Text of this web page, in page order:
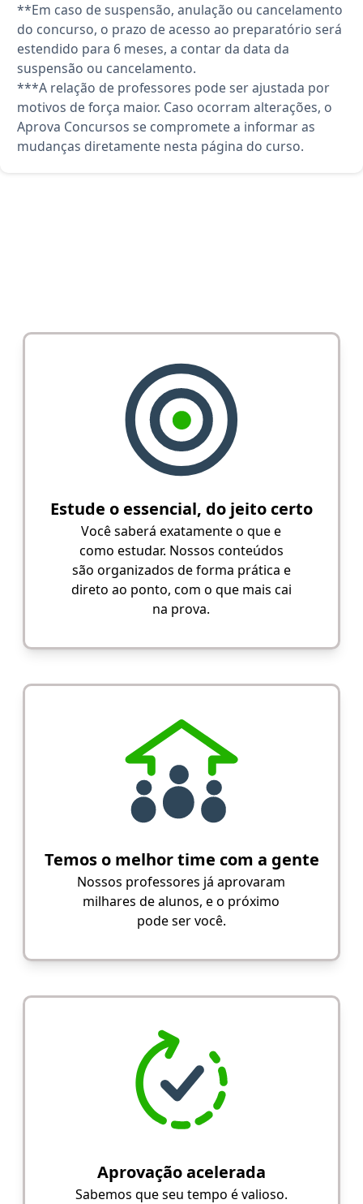
**Em caso de suspensão, anulação ou cancelamento
do concurso, o prazo de acesso ao preparatório será
estendido para 6 meses, a contar da data da
suspensão ou cancelamento.
***A relação de professores pode ser ajustada por
motivos de força maior. Caso ocorram alterações, o
Aprova Concursos se compromete a informar as
mudanças diretamente nesta página do curso.
Estude o essencial, do jeito certo
Você saberá exatamente o que e
como estudar. Nossos conteúdos
são organizados de forma prática e
direto ao ponto, com o que mais cai
na prova.
Temos o melhor time com a gente
Nossos professores já aprovaram
milhares de alunos, e o próximo
pode ser você.
Aprovação acelerada
Sabemos que seu tempo é valioso.